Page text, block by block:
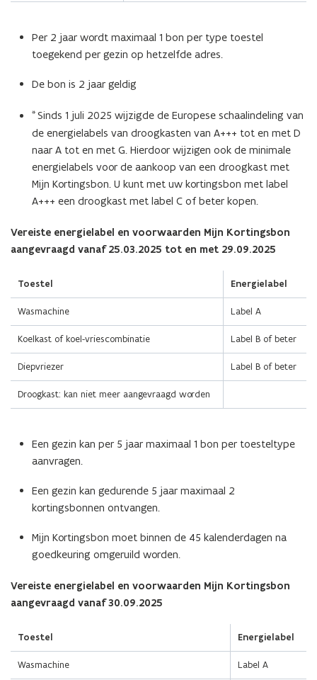
Per 2 jaar wordt maximaal 1 bon per type toestel
toegekend per gezin op hetzelfde adres.
De bon is 2 jaar geldig
* Sinds 1 juli 2025 wijzigde de Europese schaalindeling van
de energielabels van droogkasten van A+++ tot en met D
naar A tot en met G. Hierdoor wijzigen ook de minimale
energielabels voor de aankoop van een droogkast met
Mijn Kortingsbon. U kunt met uw kortingsbon met label
A+++ een droogkast met label C of beter kopen.
Vereiste energielabel en voorwaarden Mijn Kortingsbon
aangevraagd vanaf 25.03.2025 tot en met 29.09.2025
Toestel Energielabel
Wasmachine Label A
Koelkast of koel-vriescombinatie Label B of beter
Diepvriezer Label B of beter
Droogkast: kan niet meer aangevraagd worden
Een gezin kan per 5 jaar maximaal 1 bon per toesteltype
aanvragen.
Een gezin kan gedurende 5 jaar maximaal 2
kortingsbonnen ontvangen.
Mijn Kortingsbon moet binnen de 45 kalenderdagen na
goedkeuring omgeruild worden.
Vereiste energielabel en voorwaarden Mijn Kortingsbon
aangevraagd vanaf 30.09.2025
Toestel Energielabel
Wasmachine Label A